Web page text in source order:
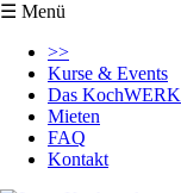
☰ Menü
überspringen
>>
Kurse & Events
Das KochWERK
Mieten
FAQ
Kontakt